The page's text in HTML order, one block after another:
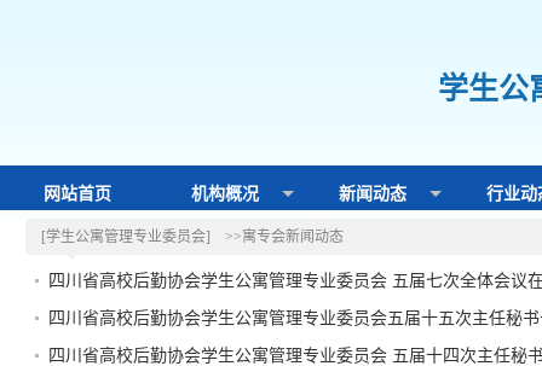
网站首页 机构概况 新闻动态 行业动
学生公
[学生公寓管理专业委员会] >>寓专会新闻动态
四川省高校后勤协会学生公寓管理专业委员会 五届七次全体会议
四川省高校后勤协会学生公寓管理专业委员会五届十五次主任秘
四川省高校后勤协会学生公寓管理专业委员会 五届十四次主任秘